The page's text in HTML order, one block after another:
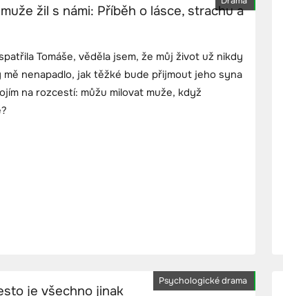
žil s námi: Příběh o lásce, strachu a
Tomáše, věděla jsem, že můj život už nikdy
nenapadlo, jak těžké bude přijmout jeho syna
na rozcestí: můžu milovat muže, když
Psychologické drama
je všechno jinak